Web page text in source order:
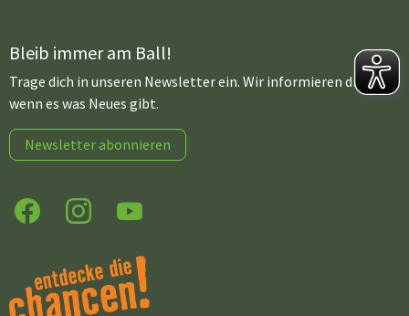
Bleib immer am Ball!
Trage dich in unseren Newsletter ein. Wir informieren dich,
wenn es was Neues gibt.
Newsletter abonnieren